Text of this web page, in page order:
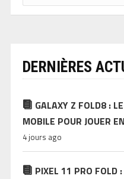
DERNIÈRES
GALAXY Z FOLD8 :
MOBILE POUR JOUER
4 jours ago
PIXEL 11 PRO FOLD